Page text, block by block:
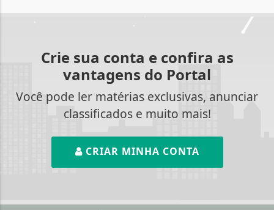
Crie sua conta e confira as
vantagens do Portal
Você pode ler matérias exclusivas, anunciar
classificados e muito mais!
CRIAR MINHA CONTA